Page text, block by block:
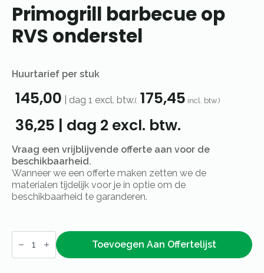
Primogrill barbecue op
RVS onderstel
Huurtarief per stuk
145,00 dag 1 excl. btw.( 175,45 incl. btw.)
36,25 | dag 2 excl. btw.
Vraag een vrijblijvende offerte aan voor de
beschikbaarheid.
Wanneer we een offerte maken zetten we de
materialen tijdelijk voor je in optie om de
beschikbaarheid te garanderen.
Primogrill
barbecue
Toevoegen Aan Offertelijst